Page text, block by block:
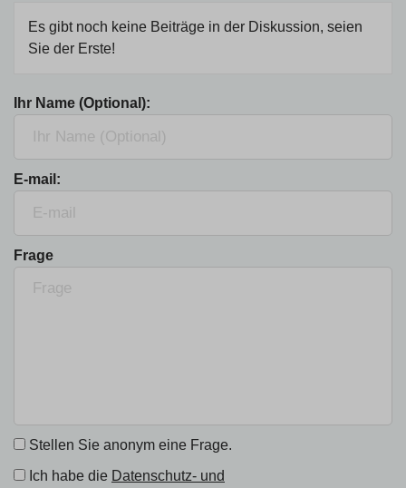
Es gibt noch keine Beiträge in der Diskussion, seien
Sie der Erste!
Ihr Name (Optional):
E-mail:
Frage
Stellen Sie anonym eine Frage.
Ich habe die Datenschutz- und